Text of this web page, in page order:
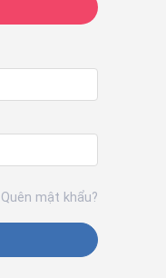
Quên mật khẩu?